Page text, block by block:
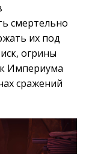
смертельно
их под
огрины
Империума
сражений